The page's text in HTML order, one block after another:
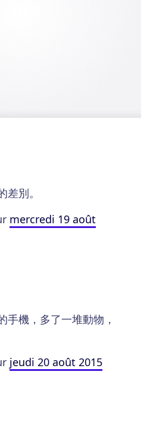
別。
mercredi 19 août
手機，多了一堆動物，
jeudi 20 août 2015